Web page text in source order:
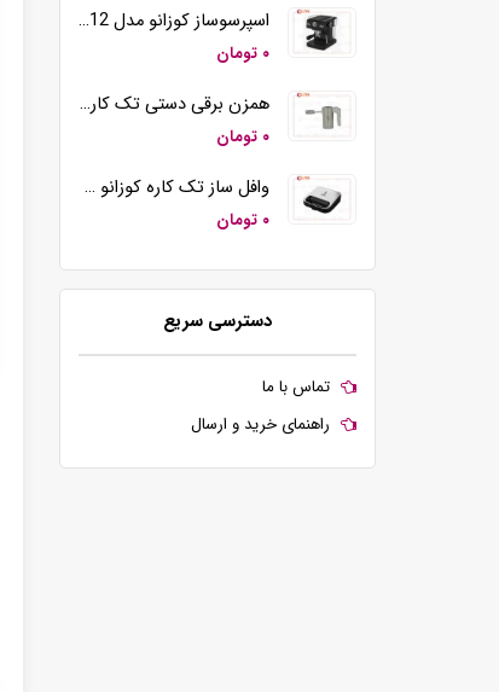
اسپرسوساز کوزانو مدل KM12
۰ تومان
همزن برقی دستی تک کاره کوزانو مدل HM212
۰ تومان
وافل ساز تک کاره کوزانو مدل KZ20
۰ تومان
دسترسی سریع
تماس با ما
راهنمای خرید و ارسال